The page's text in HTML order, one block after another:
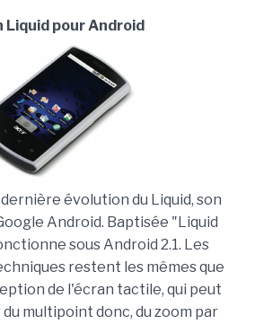
Liquid pour Android
évolution du Liquid, son
Android. Baptisée "Liquid
sous Android 2.1. Les
restent les mêmes que
de l'écran tactile, qui peut
multipoint donc, du zoom par